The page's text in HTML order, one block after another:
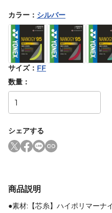
カラー ： シルバー
サイズ： FF
数量：
シェアする
商品説明
●素材:【芯糸】ハイポリマーナ